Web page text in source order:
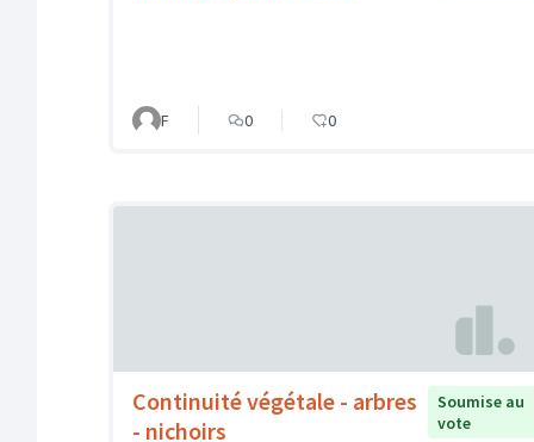
F 0 0
Continuité végétale - arbres
- nichoirs
Soumise au
vote